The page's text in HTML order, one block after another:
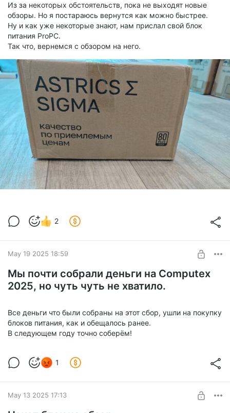
Из за некоторых обстоятельств, пока не выходят новые
обзоры. Но я постараюсь вернутся как можно быстрее.
Ну и как уже некоторые знают, нам прислал свой блок
питания ProPC.
Так что, вернемся с обзором на него.
2
May 19 2025 18:59
Мы почти собрали деньги на Computex
2025, но чуть чуть не хватило.
Все деньги что были собраны на этот сбор, ушли на покупку
блоков питания, как и обещалось ранее.
В следующем году точно соберём!
1
May 13 2025 17:13